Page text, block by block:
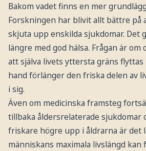
Bakom vadet finns en mer
Forskningen har blivit allt bättre på
skjuta upp enskilda sjukdomar. Det
längre med god hälsa. Frågan är om
att själva livets yttersta gräns
hand förlänger den friska delen av
i sig.
Även om medicinska framsteg
tillbaka åldersrelaterade sjukdomar
friskare högre upp i åldrarna är det
människans maximala livslängd kan